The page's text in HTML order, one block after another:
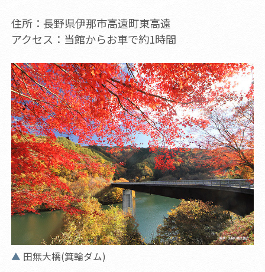
住所：長野県伊那市高遠町東高遠
アクセス：当館からお車で約1時間
田無大橋(箕輪ダム)